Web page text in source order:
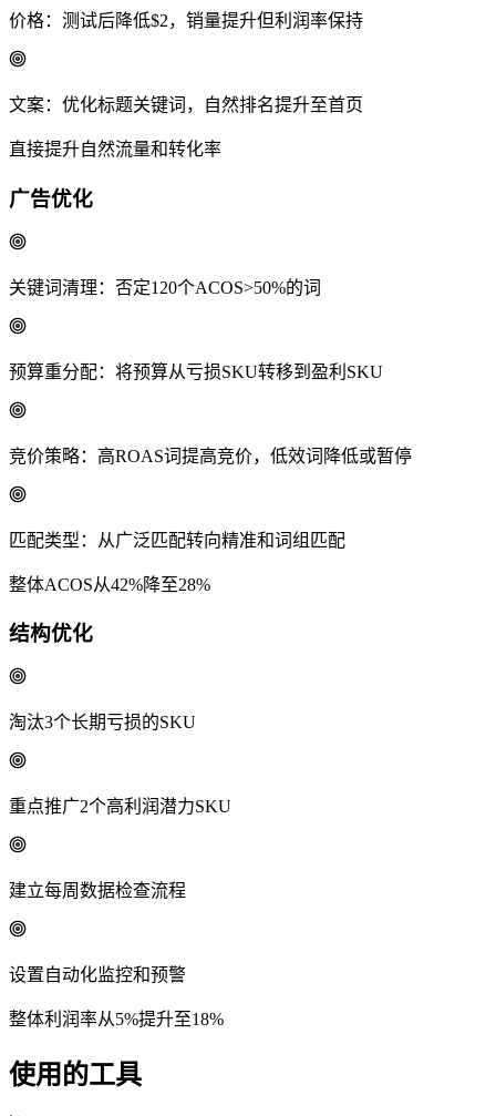
价格：测试后降低$2，销量提升但利润率保持
文案：优化标题关键词，自然排名提升至首页
直接提升自然流量和转化率
广告优化
关键词清理：否定120个ACOS>50%的词
预算重分配：将预算从亏损SKU转移到盈利SKU
竞价策略：高ROAS词提高竞价，低效词降低或暂停
匹配类型：从广泛匹配转向精准和词组匹配
整体ACOS从42%降至28%
结构优化
淘汰3个长期亏损的SKU
重点推广2个高利润潜力SKU
建立每周数据检查流程
设置自动化监控和预警
整体利润率从5%提升至18%
使用的工具